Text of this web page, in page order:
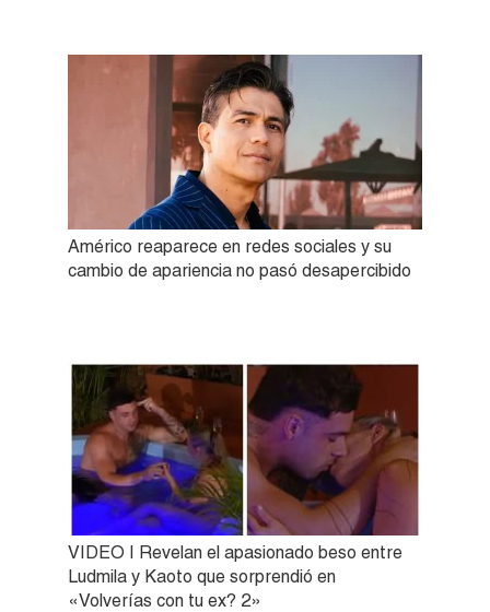
Américo reaparece en redes sociales y su
cambio de apariencia no pasó desapercibido
VIDEO | Revelan el apasionado beso entre
Ludmila y Kaoto que sorprendió en
«Volverías con tu ex? 2»